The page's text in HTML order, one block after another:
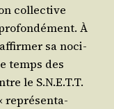
col­lec­tive
À
sa noci­
temps des
le S.N.E.T.T.
repré­sen­ta­